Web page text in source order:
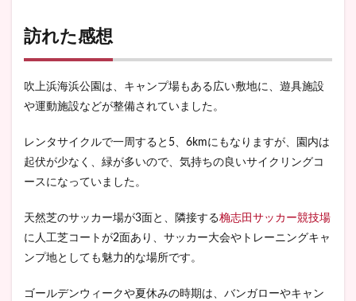
訪れた感想
吹上浜海浜公園は、キャンプ場もある広い敷地に、遊具施設
や運動施設などが整備されていました。
レンタサイクルで一周すると5、6kmにもなりますが、園内は
起伏が少なく、緑が多いので、気持ちの良いサイクリングコ
ースになっていました。
天然芝のサッカー場が3面と、隣接する桷志田サッカー競技場
に人工芝コートが2面あり、サッカー大会やトレーニングキャ
ンプ地としても魅力的な場所です。
ゴールデンウィークや夏休みの時期は、バンガローやキャン